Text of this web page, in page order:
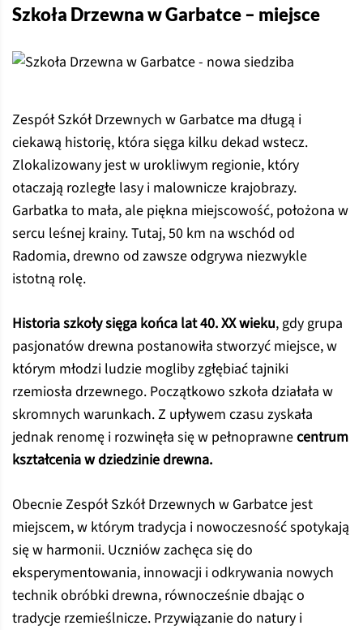
Szkoła Drzewna w Garbatce – miejsce
Zespół Szkół Drzewnych w Garbatce ma długą i
ciekawą historię, która sięga kilku dekad wstecz.
Zlokalizowany jest w urokliwym regionie, który
otaczają rozległe lasy i malownicze krajobrazy.
Garbatka to mała, ale piękna miejscowość, położona w
sercu leśnej krainy. Tutaj, 50 km na wschód od
Radomia, drewno od zawsze odgrywa niezwykle
istotną rolę.
Historia szkoły sięga końca lat 40. XX wieku, gdy grupa
pasjonatów drewna postanowiła stworzyć miejsce, w
którym młodzi ludzie mogliby zgłębiać tajniki
rzemiosła drzewnego. Początkowo szkoła działała w
skromnych warunkach. Z upływem czasu zyskała
jednak renomę i rozwinęła się w pełnoprawnecentrum
kształcenia w dziedzinie drewna.
Obecnie Zespół Szkół Drzewnych w Garbatce jest
miejscem, w którym tradycja i nowoczesność spotykają
się w harmonii. Uczniów zachęca się do
eksperymentowania, innowacji i odkrywania nowych
technik obróbki drewna, równocześnie dbając o
tradycje rzemieślnicze. Przywiązanie do natury i